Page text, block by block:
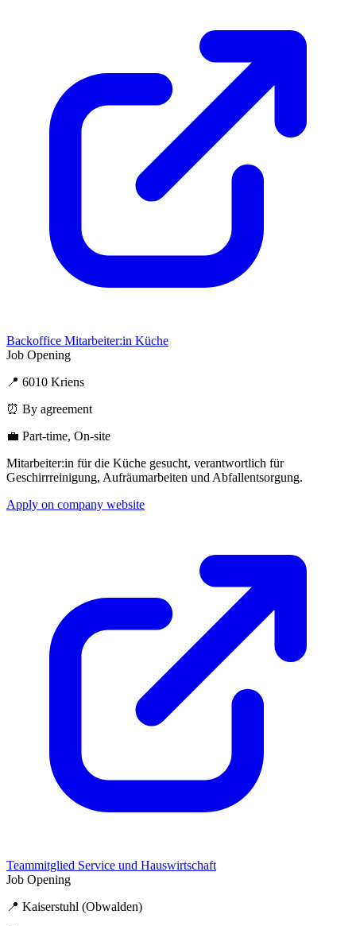
Backoffice Mitarbeiter:in Küche
Job Opening
📍 6010 Kriens
⏰ By agreement
💼 Part-time, On-site
Mitarbeiter:in für die Küche gesucht, verantwortlich für
Geschirrreinigung, Aufräumarbeiten und Abfallentsorgung.
Apply on company website
Teammitglied Service und Hauswirtschaft
Job Opening
📍 Kaiserstuhl (Obwalden)